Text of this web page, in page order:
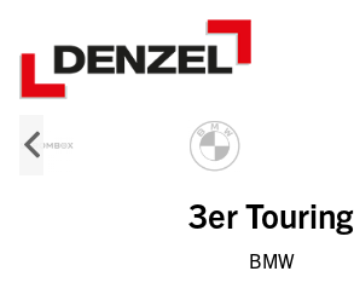
Inhalt
3er Touring
BMW